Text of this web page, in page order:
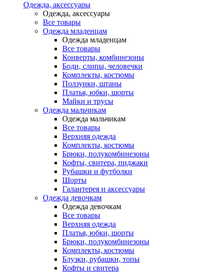
Одежда, аксессуары
Одежда, аксессуары
Все товары
Одежда младенцам
Одежда младенцам
Все товары
Конверты, комбинезоны
Боди, слипы, человечки
Комплекты, костюмы
Ползунки, штаны
Платья, юбки, шорты
Майки и трусы
Одежда мальчикам
Одежда мальчикам
Все товары
Верхняя одежда
Комплекты, костюмы
Брюки, полукомбинезоны
Кофты, свитера, пиджаки
Рубашки и футболки
Шорты
Галантерея и аксессуары
Одежда девочкам
Одежда девочкам
Все товары
Верхняя одежда
Платья, юбки, шорты
Брюки, полукомбинезоны
Комплекты, костюмы
Блузки, рубашки, топы
Кофты и свитера